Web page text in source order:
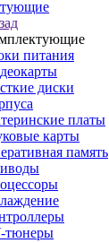
питания
диски
платы
карты
память
тюнеры